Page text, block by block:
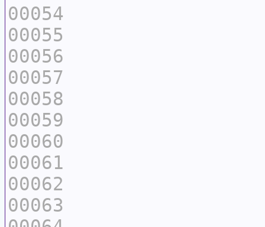
00054
00055
00056
00057
00058
00059
00060
00061
00062
00063